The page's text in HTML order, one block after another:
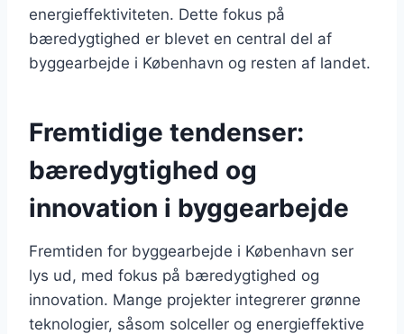
energieffektiviteten. Dette fokus på
bæredygtighed er blevet en central del af
byggearbejde i København og resten af landet.
Fremtidige tendenser:
bæredygtighed og
innovation i byggearbejde
Fremtiden for byggearbejde i København ser
lys ud, med fokus på bæredygtighed og
innovation. Mange projekter integrerer grønne
teknologier, såsom solceller og energieffektive